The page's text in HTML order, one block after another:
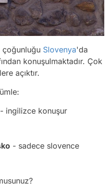
çoğunluğu Slovenya'da
konuşulmaktadır. Çok
açıktır.
- ingilizce konuşur
- sadece slovence